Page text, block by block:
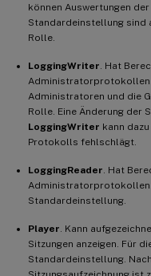
können Auswertungen
Standardeinstellung sind
Rolle.
LoggingWriter . Hat
Administratoren und die
Rolle. Eine Änderung der
LoggingWriter kann
Protokolls fehlschlägt.
LoggingReader . Hat
Standardeinstellung.
Player . Kann
Sitzungen anzeigen. Für
Standardeinstellung.